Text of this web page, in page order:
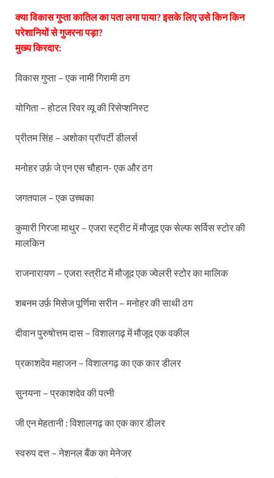
क्या विकास गुप्ता कातिल का पता लगा पाया? इसके लिए उसे किन किन
परेशानियों से गुजरना पड़ा?
मुख्य किरदार:
विकास गुप्ता – एक नामी गिरामी ठग
योगिता – होटल रिवर व्यू की रिसेप्शनिस्ट
प्रीतम सिंह – अशोका प्रॉपर्टी डीलर्स
मनोहर उर्फ़ जे एन एस चौहान- एक और ठग
जगतपाल – एक उच्चका
कुमारी गिरजा माथुर – एजरा स्ट्रीट में मौजूद एक सेल्फ सर्विस स्टोर की
मालकिन
राजनारायण – एजरा स्त्रीट में मौजूद एक ज्वेलरी स्टोर का मालिक
शबनम उर्फ़ मिसेज पूर्णिमा सरीन – मनोहर की साथी ठग
दीवान पुरुषोत्तम दास – विशालगढ़ में मौजूद एक वकील
प्रकाशदेव महाजन – विशालगढ़ का एक कार डीलर
सुनयना – प्रकाशदेव की पत्नी
जी एन मेहतानी : विशालगढ़ का एक कार डीलर
स्वरुप दत्त – नेशनल बैंक का मेनेजर